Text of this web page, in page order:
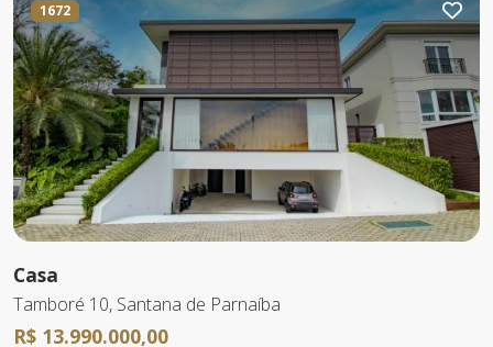
1672
Casa
Tamboré 10, Santana de Parnaíba
R$ 13.990.000,00